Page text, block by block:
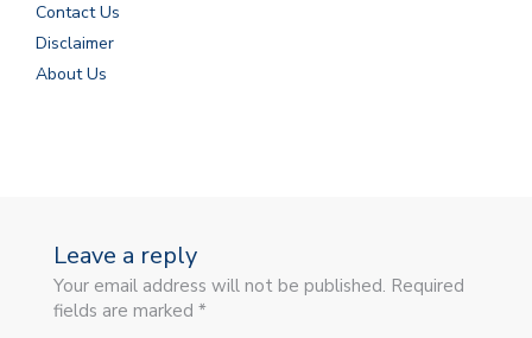
Contact Us
Disclaimer
About Us
Leave a reply
Your email address will not be published. Required
fields are marked *